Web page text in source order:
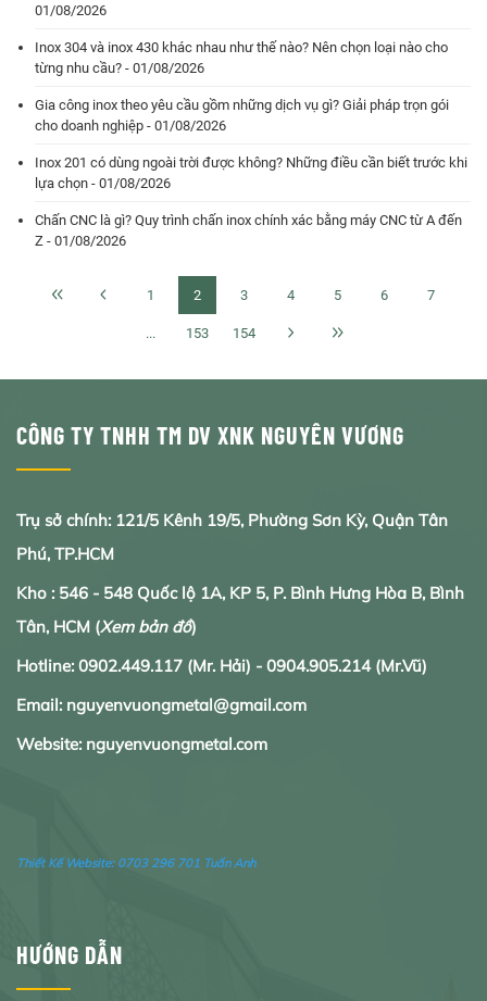
01/08/2026
Inox 304 và inox 430 khác nhau như thế nào? Nên chọn loại nào cho
từng nhu cầu? - 01/08/2026
Gia công inox theo yêu cầu gồm những dịch vụ gì? Giải pháp trọn gói
cho doanh nghiệp - 01/08/2026
Inox 201 có dùng ngoài trời được không? Những điều cần biết trước khi
lựa chọn - 01/08/2026
Chấn CNC là gì? Quy trình chấn inox chính xác bằng máy CNC từ A đến
Z - 01/08/2026
1 2 3 4 5 6 7
... 153 154
CÔNG TY TNHH TM DV XNK NGUYÊN VƯƠNG
Trụ sở chính: 121/5 Kênh 19/5, Phường Sơn Kỳ, Quận Tân
Phú, TP.HCM
Kho : 546 - 548 Quốc lộ 1A, KP 5, P. Bình Hưng Hòa B, Bình
Tân, HCM (Xem bản đồ)
Hotline: 0902.449.117 (Mr. Hải) - 0904.905.214(Mr.Vũ)
Email: nguyenvuongmetal@gmail.com
Website: nguyenvuongmetal.com
Thiết Kế Website: 0703 296 701 Tuấn Anh
HƯỚNG DẪN